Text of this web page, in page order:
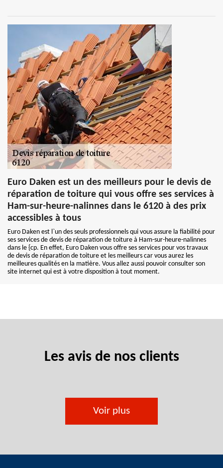
Euro Daken est un des meilleurs pour le devis de
réparation de toiture qui vous offre ses services à
Ham-sur-heure-nalinnes dans le 6120 à des prix
accessibles à tous
Euro Daken est l`un des seuls professionnels qui vous assure la fiabilité pour
ses services de devis de réparation de toiture à Ham-sur-heure-nalinnes
dans le {cp. En effet, Euro Daken vous offre ses services pour vos travaux
de devis de réparation de toiture et les meilleurs car vous aurez les
meilleures qualités en la matière. Vous allez aussi pouvoir consulter son
site internet qui est à votre disposition à tout moment.
Les avis de nos clients
Voir plus